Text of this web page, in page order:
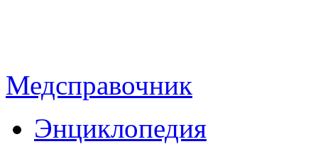
Медсправочник
Энциклопедия